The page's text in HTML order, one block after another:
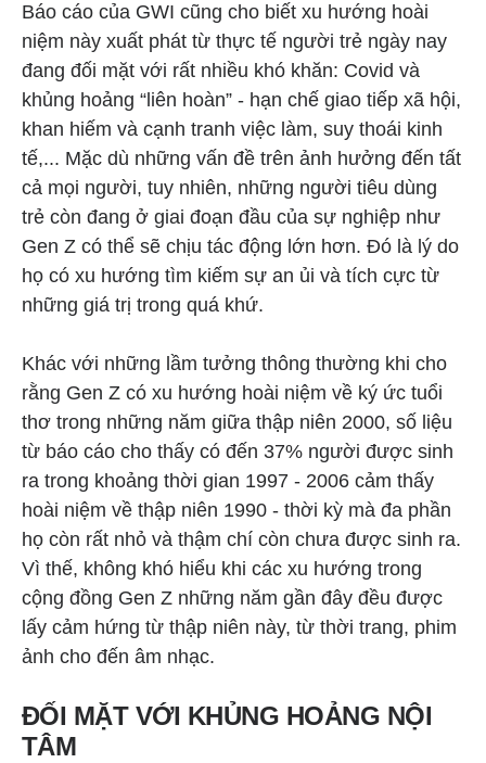
Báo cáo của GWI cũng cho biết xu hướng hoài
niệm này xuất phát từ thực tế người trẻ ngày nay
đang đối mặt với rất nhiều khó khăn: Covid và
khủng hoảng “liên hoàn” - hạn chế giao tiếp xã hội,
khan hiếm và cạnh tranh việc làm, suy thoái kinh
tế,... Mặc dù những vấn đề trên ảnh hưởng đến tất
cả mọi người, tuy nhiên, những người tiêu dùng
trẻ còn đang ở giai đoạn đầu của sự nghiệp như
Gen Z có thể sẽ chịu tác động lớn hơn. Đó là lý do
họ có xu hướng tìm kiếm sự an ủi và tích cực từ
những giá trị trong quá khứ.
Khác với những lầm tưởng thông thường khi cho
rằng Gen Z có xu hướng hoài niệm về ký ức tuổi
thơ trong những năm giữa thập niên 2000, số liệu
từ báo cáo cho thấy có đến 37% người được sinh
ra trong khoảng thời gian 1997 - 2006 cảm thấy
hoài niệm về thập niên 1990 - thời kỳ mà đa phần
họ còn rất nhỏ và thậm chí còn chưa được sinh ra.
Vì thế, không khó hiểu khi các xu hướng trong
cộng đồng Gen Z những năm gần đây đều được
lấy cảm hứng từ thập niên này, từ thời trang, phim
ảnh cho đến âm nhạc.
ĐỐI MẶT VỚI KHỦNG HOẢNG NỘI
TÂM